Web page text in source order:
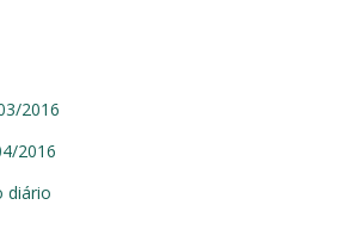
2016
2016
diário